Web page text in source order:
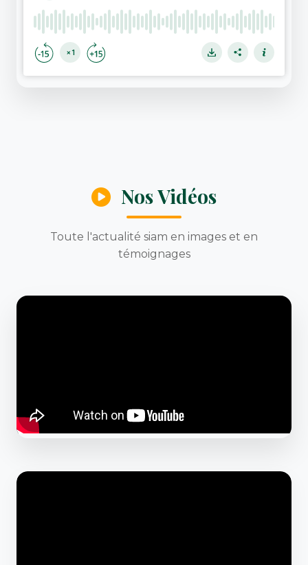
Nos Vidéos
Toute l'actualité siam en images et en
témoignages